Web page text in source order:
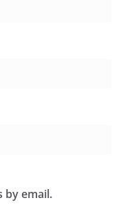
by email.